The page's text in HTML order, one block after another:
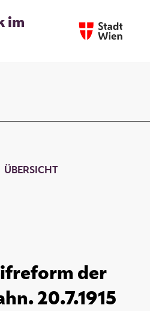
im
ÜBERSICHT
der
20.7.1915